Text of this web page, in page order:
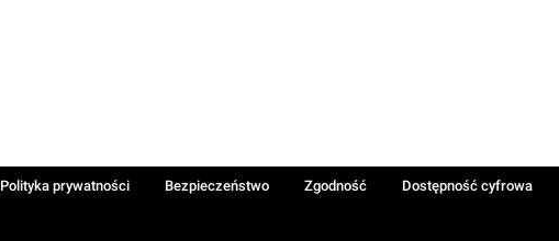
Polityka prywatności Bezpieczeństwo Zgodność
Dostępność cyfrowa